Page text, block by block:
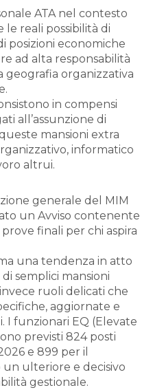
ATA nel contesto
le reali possibilità di
posizioni economiche
ad alta responsabilità
geografia organizzativa
in compensi
all’assunzione di
mansioni extra
informatico
altrui.
generale del MIM
un Avviso contenente
finali per chi aspira
una tendenza in atto
semplici mansioni
ruoli delicati che
aggiornate e
I funzionari EQ (Elevate
previsti 824 posti
e 899 per il
ulteriore e decisivo
gestionale.